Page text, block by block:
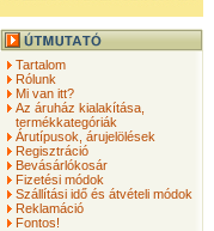
Tartalom
Rólunk
Mi van itt?
Az áruház kialakítása,
termékkategóriák
Árutípusok, árujelölések
Regisztráció
Bevásárlókosár
Fizetési módok
Szállítási idő és átvételi módok
Reklamáció
Fontos!